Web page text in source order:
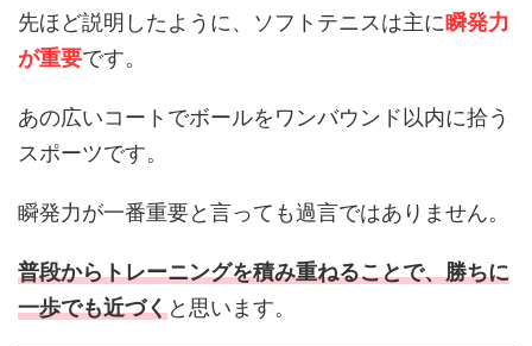
先ほど説明したように、ソフトテニスは主に瞬発力
が重要です。
あの広いコートでボールをワンバウンド以内に拾う
スポーツです。
瞬発力が一番重要と言っても過言ではありません。
普段からトレーニングを積み重ねることで、勝ちに
一歩でも近づくと思います。